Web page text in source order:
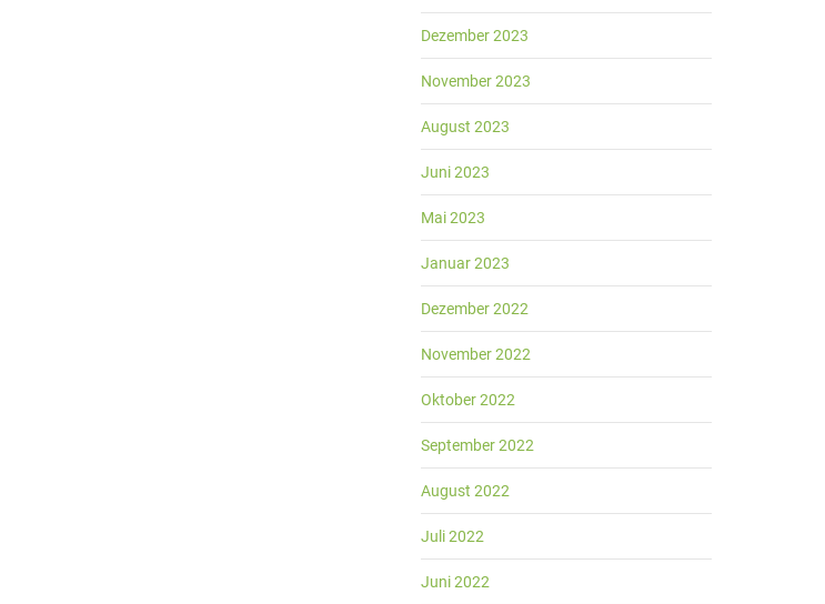
Dezember 2023
November 2023
August 2023
Juni 2023
Mai 2023
Januar 2023
Dezember 2022
November 2022
Oktober 2022
September 2022
August 2022
Juli 2022
Juni 2022